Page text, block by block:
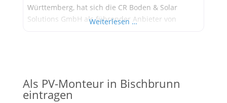
Württemberg, hat sich die CR Boden & Solar
Solutions GmbH als führender Anbieter von
Lösungen und exzellenten Service. Geschichte
Weiterlesen …
Als PV-Monteur in Bischbrunn
eintragen